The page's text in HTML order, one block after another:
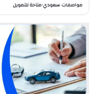
مواصفات سعودي•متاحة للتمويل